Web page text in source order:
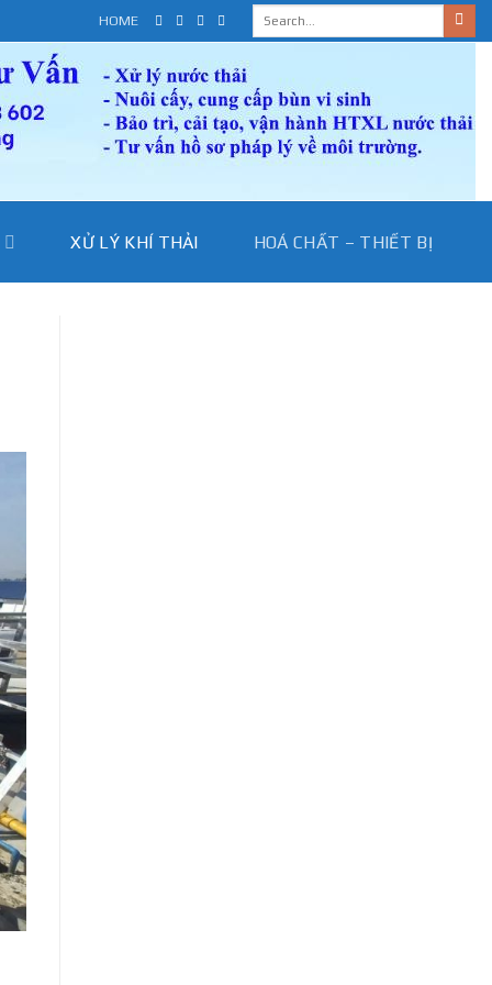
HOME
XỬ LÝ KHÍ THẢI HOÁ CHẤT – THIẾT BỊ